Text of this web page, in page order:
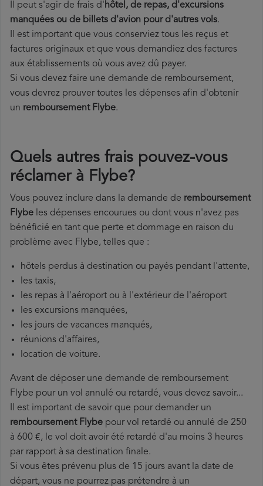
Il peut s'agir de frais d'hôtel, de repas, d'excursions
manquées ou de billets d'avion pour d'autres vols.
Il est important que vous conserviez tous les reçus et
factures originaux et que vous demandiez des factures
aux établissements où vous avez dû payer.
Si vous devez faire une demande de remboursement,
vous devrez prouver toutes les dépenses afin d'obtenir
un remboursement Flybe.
Quels autres frais pouvez-vous
réclamer à Flybe?
Vous pouvez inclure dans la demande de remboursement
Flybe les dépenses encourues ou dont vous n'avez pas
bénéficié en tant que perte et dommage en raison du
problème avec Flybe, telles que :
hôtels perdus à destination ou payés pendant l'attente,
les taxis,
les repas à l'aéroport ou à l'extérieur de l'aéroport
les excursions manquées,
les jours de vacances manqués,
réunions d'affaires,
location de voiture.
Avant de déposer une demande de remboursement
Flybe pour un vol annulé ou retardé, vous devez savoir...
Il est important de savoir que pour demander un
remboursement Flybe pour vol retardé ou annulé de 250
à 600 €, le vol doit avoir été retardé d'au moins 3 heures
par rapport à sa destination finale.
Si vous êtes prévenu plus de 15 jours avant la date de
départ, vous ne pourrez pas prétendre à un